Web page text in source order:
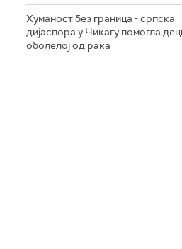
Хуманост без граница - српска
дијаспора у Чикагу помогла
оболелој од рака